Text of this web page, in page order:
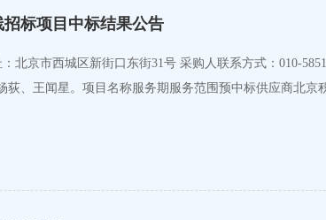
标项目中标结果公告
荻、王闻星。项目名称服务期服务范围预中标供应商北